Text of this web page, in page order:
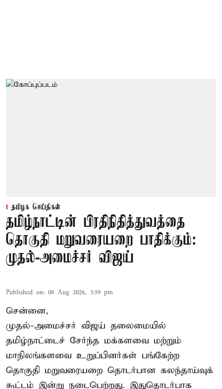
தமிழக செய்திகள்
தமிழ்நாட்டின் பிரதிநிதித்துவத்தை
தொகுதி மறுவரையறை பாதிக்கும்:
முதல்-அமைச்சர் விஜய்
Published on: 08 Aug 2026, 3:59 pm
சென்னை,
முதல்-அமைச்சர் விஜய் தலைமையில்
தமிழ்நாட்டைச் சேர்ந்த மக்களவை மற்றும்
மாநிலங்களவை உறுப்பினர்கள் பங்கேற்ற
தொகுதி மறுவரையறை தொடர்பான கலந்தாய்வுக்
கூட்டம் இன்று நடைபெற்றது. இதுதொடர்பாக